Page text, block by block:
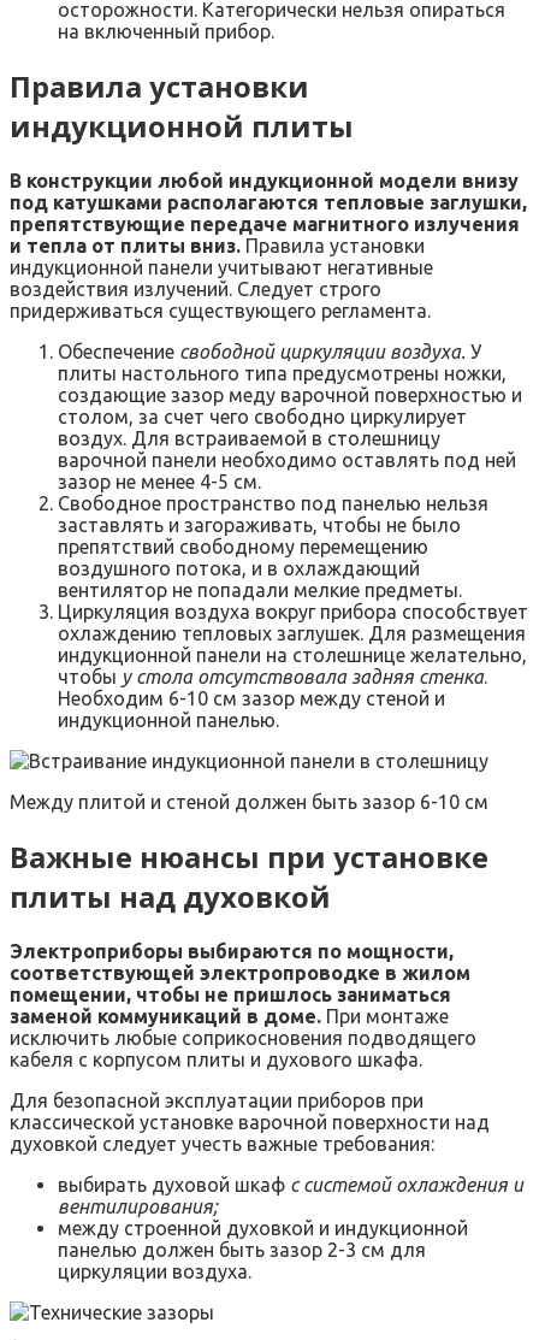
осторожности. Категорически нельзя опираться
на включенный прибор.
Правила установки
индукционной плиты
В конструкции любой индукционной модели внизу
под катушками располагаются тепловые заглушки,
препятствующие передаче магнитного излучения
и тепла от плиты вниз. Правила установки
индукционной панели учитывают негативные
воздействия излучений. Следует строго
придерживаться существующего регламента.
Обеспечение свободной циркуляции воздуха. У
плиты настольного типа предусмотрены ножки,
создающие зазор меду варочной поверхностью и
столом, за счет чего свободно циркулирует
воздух. Для встраиваемой в столешницу
варочной панели необходимо оставлять под ней
зазор не менее 4-5 см.
Свободное пространство под панелью нельзя
заставлять и загораживать, чтобы не было
препятствий свободному перемещению
воздушного потока, и в охлаждающий
вентилятор не попадали мелкие предметы.
Циркуляция воздуха вокруг прибора способствует
охлаждению тепловых заглушек. Для размещения
индукционной панели на столешнице желательно,
чтобы у стола отсутствовала задняя стенка.
Необходим 6-10 см зазор между стеной и
индукционной панелью.
Между плитой и стеной должен быть зазор 6-10 см
Важные нюансы при установке
плиты над духовкой
Электроприборы выбираются по мощности,
соответствующей электропроводке в жилом
помещении, чтобы не пришлось заниматься
заменой коммуникаций в доме. При монтаже
исключить любые соприкосновения подводящего
кабеля с корпусом плиты и духового шкафа.
Для безопасной эксплуатации приборов при
классической установке варочной поверхности над
духовкой следует учесть важные требования:
выбирать духовой шкаф с системой охлаждения и
вентилирования;
между строенной духовкой и индукционной
панелью должен быть зазор 2-3 см для
циркуляции воздуха.